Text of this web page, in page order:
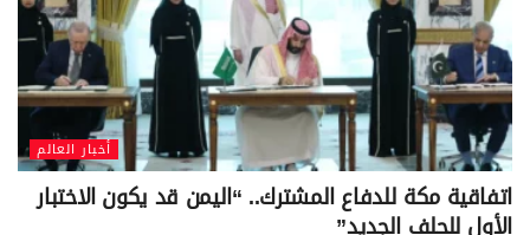
أخبار العالم
اتفاقية مكة للدفاع المشترك.. “اليمن قد يكون الاختبار
الأول للحلف الجديد”